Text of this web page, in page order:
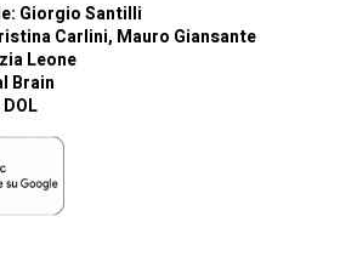
Giorgio Santilli
Carlini, Mauro Giansante
Leone
Brain
DOL